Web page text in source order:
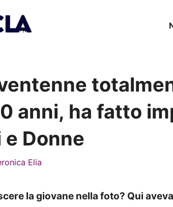
anni, ha fatto
e Donne
Elia
la giovane nella foto? Qui